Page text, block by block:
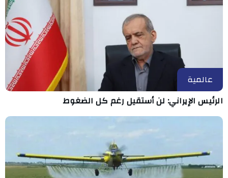
عالمية
الرئيس الإيراني: لن أستقيل رغم كل الضغوط